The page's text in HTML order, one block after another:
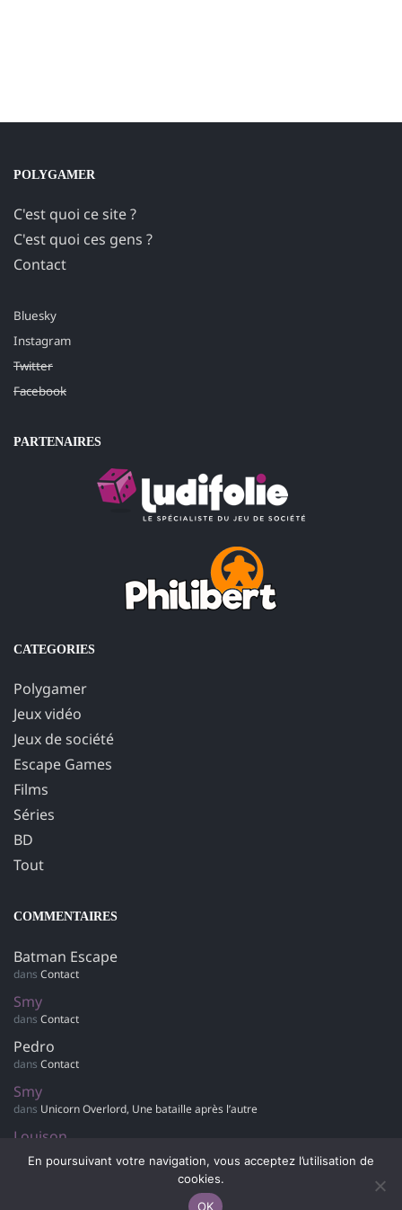
POLYGAMER
C'est quoi ce site ?
C'est quoi ces gens ?
Contact
Bluesky
Instagram
Twitter
Facebook
PARTENAIRES
CATEGORIES
Polygamer
Jeux vidéo
Jeux de société
Escape Games
Films
Séries
BD
Tout
COMMENTAIRES
Batman Escape
dans Contact
Smy
dans Contact
Pedro
dans Contact
Smy
dans Unicorn Overlord, Une bataille après l’autre
Louison
dans Retour sur… Hotel Dusk : Room 215
En poursuivant votre navigation, vous acceptez l’utilisation de
cookies.
OK